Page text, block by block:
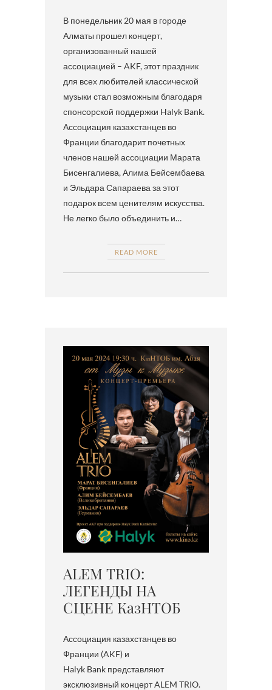
В понедельник 20 мая в городе
Алматы прошел концерт,
организованный нашей
ассоциацией – AKF, этот праздник
для всех любителей классической
музыки стал возможным благодаря
спонсорской поддержки Halyk Bank.
Ассоциация казахстанцев во
Франции благодарит почетных
членов нашей ассоциации Марата
Бисенгалиева, Алима Бейсембаева
и Эльдара Сапараева за этот
подарок всем ценителям искусства.
Не легко было объединить и…
READ MORE
ALEM TRIO:
ЛЕГЕНДЫ НА
СЦЕНЕ КазНТОБ
Ассоциация казахстанцев во
Франции (AKF) и
Halyk Bank представляют
эксклюзивный концерт ALEM TRIO.